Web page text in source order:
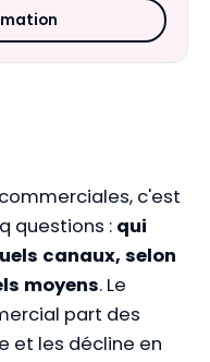
c'est
questions : qui
canaux, selon
moyens. Le
part des
et les décline en